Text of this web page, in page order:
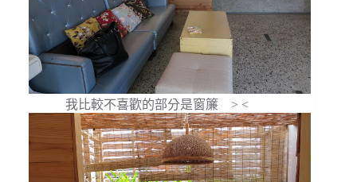
我比較不喜歡的部分是窗簾 > <